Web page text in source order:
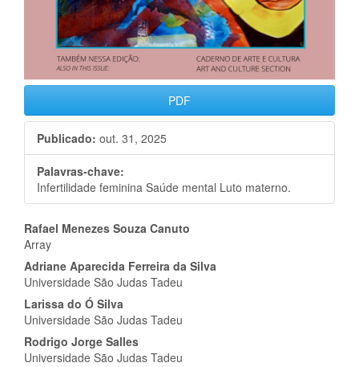
PDF
Publicado: out. 31, 2025
Palavras-chave:
Infertilidade feminina Saúde mental Luto materno.
Conteúdo
do
artigo
principal
Rafael Menezes Souza Canuto
Array
Adriane Aparecida Ferreira da Silva
Universidade São Judas Tadeu
Larissa do Ó Silva
Universidade São Judas Tadeu
Rodrigo Jorge Salles
Universidade São Judas Tadeu